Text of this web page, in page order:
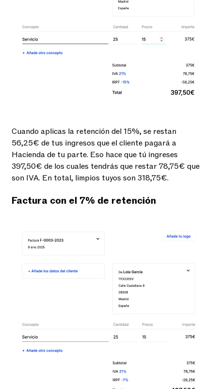
Cuando aplicas la retención del 15%, se restan
56,25€ de tus ingresos que el cliente pagará a
Hacienda de tu parte. Eso hace que tú ingreses
397,50€ de los cuales tendrás que restar 78,75€ que
son IVA. En total, limpios tuyos son 318,75€.
Factura con el 7% de retención